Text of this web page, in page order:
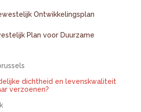
Ontwikkelingsplan
Plan voor Duurzame
dichtheid en levenskwaliteit
verzoenen?